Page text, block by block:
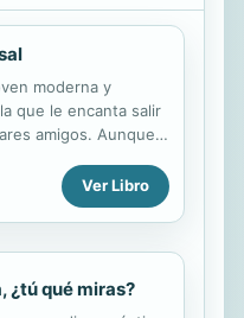
moderna y
que le encanta salir
amigos. Aunque
camarera en el
hotel Villa
Madrid. Un día, a la
en la que ella ha
a los invitados, ve
acerca
Ver Libro
¿tú qué miras?